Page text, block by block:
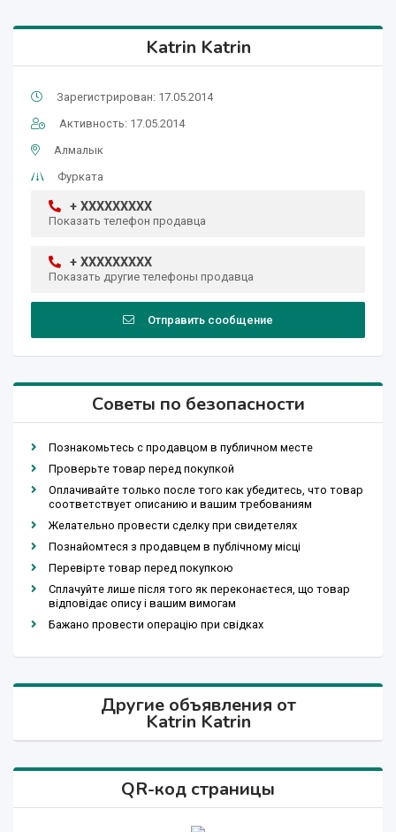
Katrin Katrin
Зарегистрирован: 17.05.2014
Активность: 17.05.2014
Алмалык
Фурката
+ XXXXXXXXX
Показать телефон продавца
+ XXXXXXXXX
Показать другие телефоны продавца
Отправить сообщение
Советы по безопасности
Познакомьтесь с продавцом в публичном месте
Проверьте товар перед покупкой
Оплачивайте только после того как убедитесь, что товар
соответствует описанию и вашим требованиям
Желательно провести сделку при свидетелях
Познайомтеся з продавцем в публічному місці
Перевірте товар перед покупкою
Сплачуйте лише після того як переконаєтеся, що товар
відповідає опису і вашим вимогам
Бажано провести операцію при свідках
Другие объявления от
Katrin Katrin
QR-код страницы